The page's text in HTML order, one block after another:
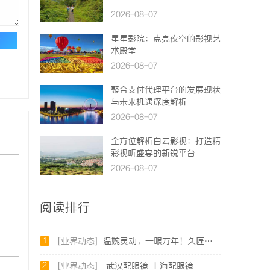
2026-08-07
星星影院：点亮夜空的影视艺
术殿堂
2026-08-07
聚合支付代理平台的发展现状
与未来机遇深度解析
2026-08-07
全方位解析白云影视：打造精
彩视听盛宴的新锐平台
2026-08-07
阅读排行
1 [业界动态] 温婉灵动，一眼万年！久匠量身定制的眉眼唇，才是你整张脸的点睛之笔！淡颜系女生的气质加分项
2 [业界动态] 武汉配眼镜 上海配眼镜